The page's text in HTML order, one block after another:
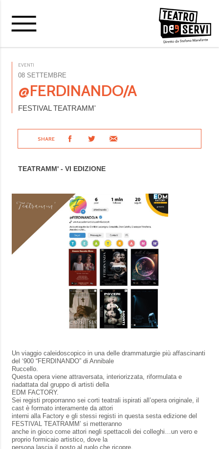
EVENTI
08 SETTEMBRE
@FERDINANDO/A
FESTIVAL TEATRAMM'
SHARE
TEATRAMM' - VI EDIZIONE
Un viaggio caleidoscopico in una delle drammaturgie più affascinanti
del ‘900 “FERDINANDO” di Annibale
Ruccello.
Questa opera viene attraversata, interiorizzata, riformulata e
riadattata dal gruppo di artisti della
EDM FACTORY.
Sei registi proporranno sei corti teatrali ispirati all’opera originale, il
cast è formato interamente da attori
interni alla Factory e gli stessi registi in questa sesta edizione del
FESTIVAL TEATRAMM’ si metteranno
anche in gioco come attori negli spettacoli dei colleghi…un vero e
proprio formicaio artistico, dove la
persona lascia il posto al ruolo che ricopre.